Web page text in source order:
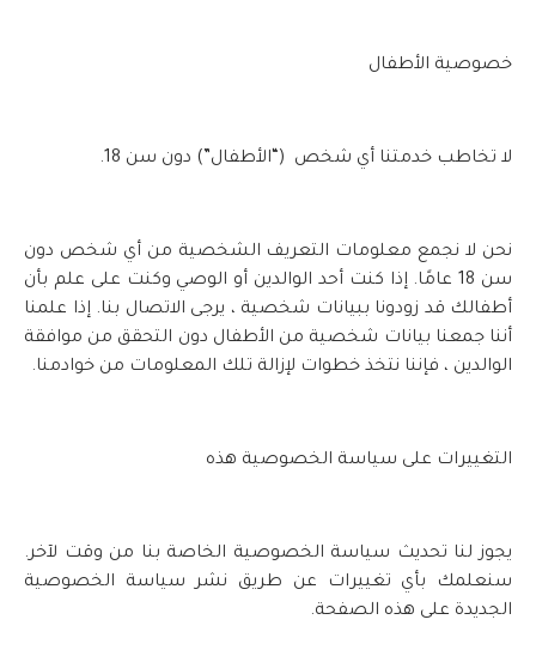
خصوصية الأطفال
لا تخاطب خدمتنا أي شخص (“الأطفال”) دون سن 18.
نحن لا نجمع معلومات التعريف الشخصية من أي شخص دون
سن 18 عامًا. إذا كنت أحد الوالدين أو الوصي وكنت على علم بأن
أطفالك قد زودونا ببيانات شخصية ، يرجى الاتصال بنا. إذا علمنا
أننا جمعنا بيانات شخصية من الأطفال دون التحقق من موافقة
الوالدين ، فإننا نتخذ خطوات لإزالة تلك المعلومات من خوادمنا.
التغييرات على سياسة الخصوصية هذه
يجوز لنا تحديث سياسة الخصوصية الخاصة بنا من وقت لآخر.
سنعلمك بأي تغييرات عن طريق نشر سياسة الخصوصية
الجديدة على هذه الصفحة.